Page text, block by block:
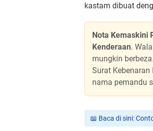
kastam dibuat
Nota Kemaskini
Kenderaan.
mungkin berbeza.
Surat
nama pemandu
📖 Baca di sini: